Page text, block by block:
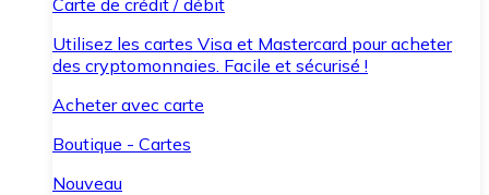
Carte de crédit / débit
Utilisez les cartes Visa et Mastercard pour acheter
des cryptomonnaies. Facile et sécurisé !
Acheter avec carte
Boutique - Cartes
Nouveau